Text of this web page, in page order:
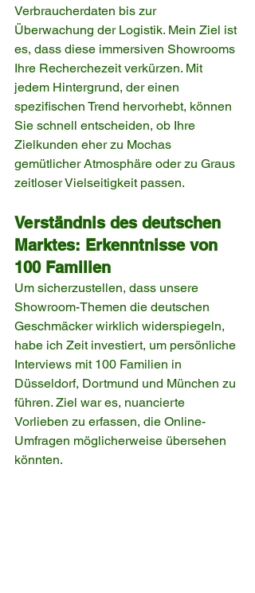
Verbraucherdaten bis zur
Überwachung der Logistik. Mein Ziel ist
es, dass diese immersiven Showrooms
Ihre Recherchezeit verkürzen. Mit
jedem Hintergrund, der einen
spezifischen Trend hervorhebt, können
Sie schnell entscheiden, ob Ihre
Zielkunden eher zu Mochas
gemütlicher Atmosphäre oder zu Graus
zeitloser Vielseitigkeit passen.
Verständnis des deutschen
Marktes: Erkenntnisse von
100 Familien
Um sicherzustellen, dass unsere
Showroom-Themen die deutschen
Geschmäcker wirklich widerspiegeln,
habe ich Zeit investiert, um persönliche
Interviews mit 100 Familien in
Düsseldorf, Dortmund und München zu
führen. Ziel war es, nuancierte
Vorlieben zu erfassen, die Online-
Umfragen möglicherweise übersehen
könnten.